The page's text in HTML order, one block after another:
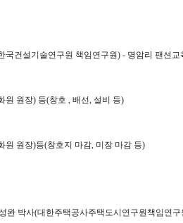
국건설기술연구원 책임연구원) - 명암리 팬션교
원 원장) 등(창호 , 배선, 설비 등)
원 원장)등(창호지 마감, 미장 마감 등)
완 박사(대한주택공사주택도시연구원책임연구